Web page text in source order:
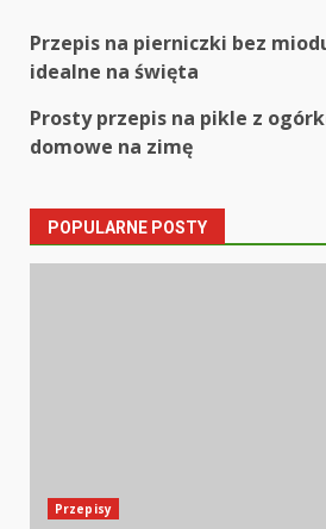
Post
navigation
Przepis na pierniczki bez
idealne na święta
Prosty przepis na pikle z
domowe na zimę
POPULARNE POSTY
Przepisy